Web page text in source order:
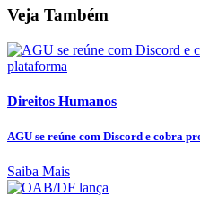
Veja Também
Direitos Humanos
AGU se reúne com Discord e cobra
Saiba Mais